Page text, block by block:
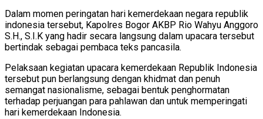
Dalam momen peringatan hari kemerdekaan negara republik
indonesia tersebut, Kapolres Bogor AKBP Rio Wahyu Anggoro
S.H., S.I.K yang hadir secara langsung dalam upacara tersebut
bertindak sebagai pembaca teks pancasila.
Pelaksaan kegiatan upacara kemerdekaan Republik Indonesia
tersebut pun berlangsung dengan khidmat dan penuh
semangat nasionalisme, sebagai bentuk penghormatan
terhadap perjuangan para pahlawan dan untuk memperingati
hari kemerdekaan Indonesia.